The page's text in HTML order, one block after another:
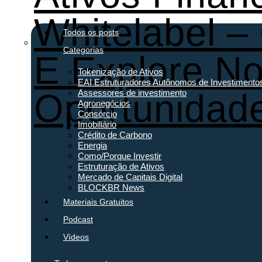
Whitelabel –
E Explore
Todos os posts
Categorias
Tokenização de Ativos
EAI Estruturadores Autônomos de
Assessores de investimento
Agronegócios
Consórcio
Imobiliário
Crédito de Carbono
Energia
Como/Porque Investir
Estruturação de Ativos
Mercado de Capitais Digital
BLOCKBR News
Materiais Gratuitos
Podcast
Vídeos